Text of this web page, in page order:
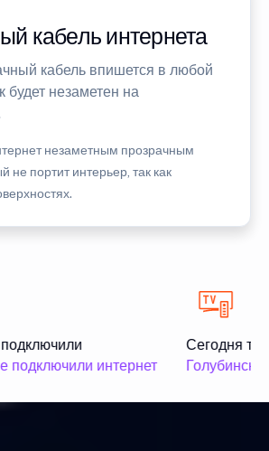
кабель интернета
кабель впишется в любой
будет незаметен на
незаметным прозрачным
не портит интерьер, так как
подключили интернет
Сегодня